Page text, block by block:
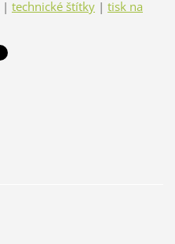
| technické štítky | tisk na